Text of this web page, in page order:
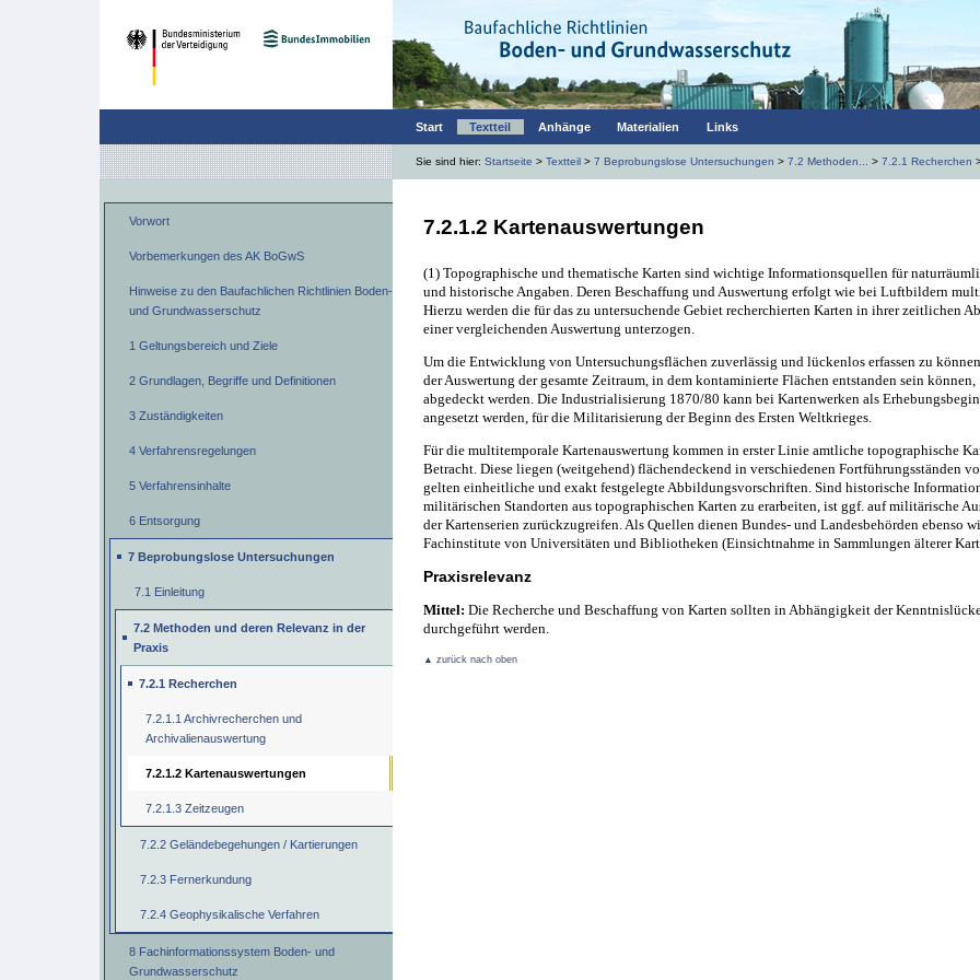
Start Textteil Anhänge Materialien Links
Sie sind hier: Startseite > Textteil> 7 Beprobungslose Untersuchungen > 7.2 Methoden... > 7.2.1 Recherchen
Vorwort
Vorbemerkungen des AK BoGwS
Hinweise zu den Baufachlichen Richtlinien Boden-
und Grundwasserschutz
1 Geltungsbereich und Ziele
2 Grundlagen, Begriffe und Definitionen
3 Zuständigkeiten
4 Verfahrensregelungen
5 Verfahrensinhalte
6 Entsorgung
7 Beprobungslose Untersuchungen
7.1 Einleitung
7.2 Methoden und deren Relevanz in der
Praxis
7.2.1 Recherchen
7.2.1.1 Archivrecherchen und
Archivalienauswertung
7.2.1.2 Kartenauswertungen
7.2.1.3 Zeitzeugen
7.2.2 Geländebegehungen / Kartierungen
7.2.3 Fernerkundung
7.2.4 Geophysikalische Verfahren
8 Fachinformationssystem Boden- und
Grundwasserschutz
7.2.1.2 Kartenauswertungen
(1) Topographische und thematische Karten sind wichtige Informationsquellen für
und historische Angaben. Deren Beschaffung und Auswertung erfolgt wie bei Luftbildern
Hierzu werden die für das zu untersuchende Gebiet recherchierten Karten in ihrer zeitlichen
einer vergleichenden Auswertung unterzogen.
Um die Entwicklung von Untersuchungsflächen zuverlässig und lückenlos erfassen zu
der Auswertung der gesamte Zeitraum, in dem kontaminierte Flächen entstanden sein können,
abgedeckt werden. Die Industrialisierung 1870/80 kann bei Kartenwerken als
angesetzt werden, für die Militarisierung der Beginn des Ersten Weltkrieges.
Für die multitemporale Kartenauswertung kommen in erster Linie amtliche topographische
Betracht. Diese liegen (weitgehend) flächendeckend in verschiedenen Fortführungsständen
gelten einheitliche und exakt festgelegte Abbildungsvorschriften. Sind historische
militärischen Standorten aus topographischen Karten zu erarbeiten, ist ggf. auf militärische
der Kartenserien zurückzugreifen. Als Quellen dienen Bundes- und Landesbehörden ebenso
Fachinstitute von Universitäten und Bibliotheken (Einsichtnahme in Sammlungen älterer
Praxisrelevanz
Mittel: Die Recherche und Beschaffung von Karten sollten in Abhängigkeit der
durchgeführt werden.
▲ zurück nach oben